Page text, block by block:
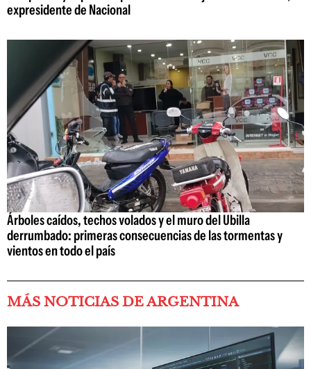
expresidente de Nacional
Árboles caídos, techos volados y el muro del Ubilla
derrumbado: primeras consecuencias de las tormentas y
vientos en todo el país
MÁS NOTICIAS DE ARGENTINA